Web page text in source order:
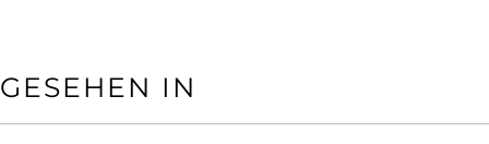
GESEHEN IN